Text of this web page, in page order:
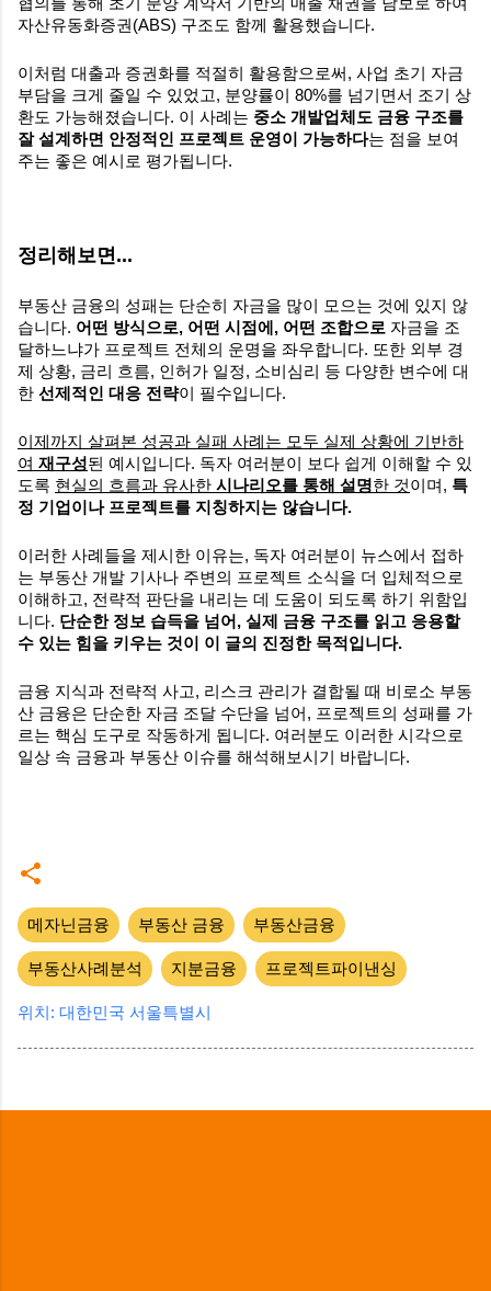
자산유동화증권(ABS) 구조도 함께 활용했습니다.
이처럼 대출과 증권화를 적절히 활용함으로써, 사업 초기 자금
부담을 크게 줄일 수 있었고, 분양률이 80%를 넘기면서 조기 상
환도 가능해졌습니다. 이 사례는 중소 개발업체도 금융 구조를
잘 설계하면 안정적인 프로젝트 운영이 가능하다는 점을 보여
주는 좋은 예시로 평가됩니다.
정리해보면...
부동산 금융의 성패는 단순히 자금을 많이 모으는 것에 있지 않
습니다. 어떤 방식으로, 어떤 시점에, 어떤 조합으로 자금을 조
달하느냐가 프로젝트 전체의 운명을 좌우합니다. 또한 외부 경
제 상황, 금리 흐름, 인허가 일정, 소비심리 등 다양한 변수에 대
한 선제적인 대응 전략이 필수입니다.
이제까지 살펴본 성공과 실패 사례는 모두 실제 상황에 기반하
여 재구성된 예시입니다. 독자 여러분이 보다 쉽게 이해할 수 있
도록 현실의 흐름과 유사한 시나리오를 통해 설명한 것이며, 특
정 기업이나 프로젝트를 지칭하지는 않습니다.
이러한 사례들을 제시한 이유는, 독자 여러분이 뉴스에서 접하
는 부동산 개발 기사나 주변의 프로젝트 소식을 더 입체적으로
이해하고, 전략적 판단을 내리는 데 도움이 되도록 하기 위함입
니다. 단순한 정보 습득을 넘어, 실제 금융 구조를 읽고 응용할
수 있는 힘을 키우는 것이 이 글의 진정한 목적입니다.
금융 지식과 전략적 사고, 리스크 관리가 결합될 때 비로소 부동
산 금융은 단순한 자금 조달 수단을 넘어, 프로젝트의 성패를 가
르는 핵심 도구로 작동하게 됩니다. 여러분도 이러한 시각으로
일상 속 금융과 부동산 이슈를 해석해보시기 바랍니다.
메자닌금융 부동산 금융 부동산금융
부동산사례분석 지분금융 프로젝트파이낸싱
위치: 대한민국 서울특별시